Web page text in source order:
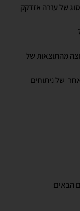
של עזרה אזדקק
מהתוצאות של
של ניתוחים
הבאים: